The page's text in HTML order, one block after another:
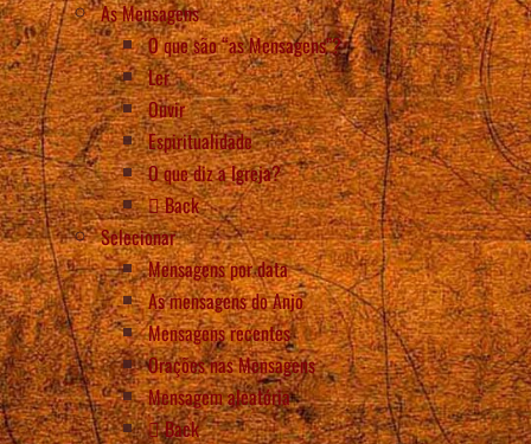
As Mensagens
O que são “as Mensagens”?
Ler
Ouvir
Espiritualidade
O que diz a Igreja?
Back
Selecionar
Mensagens por data
As mensagens do Anjo
Mensagens recentes
Orações nas Mensagens
Mensagem aleatória
Back